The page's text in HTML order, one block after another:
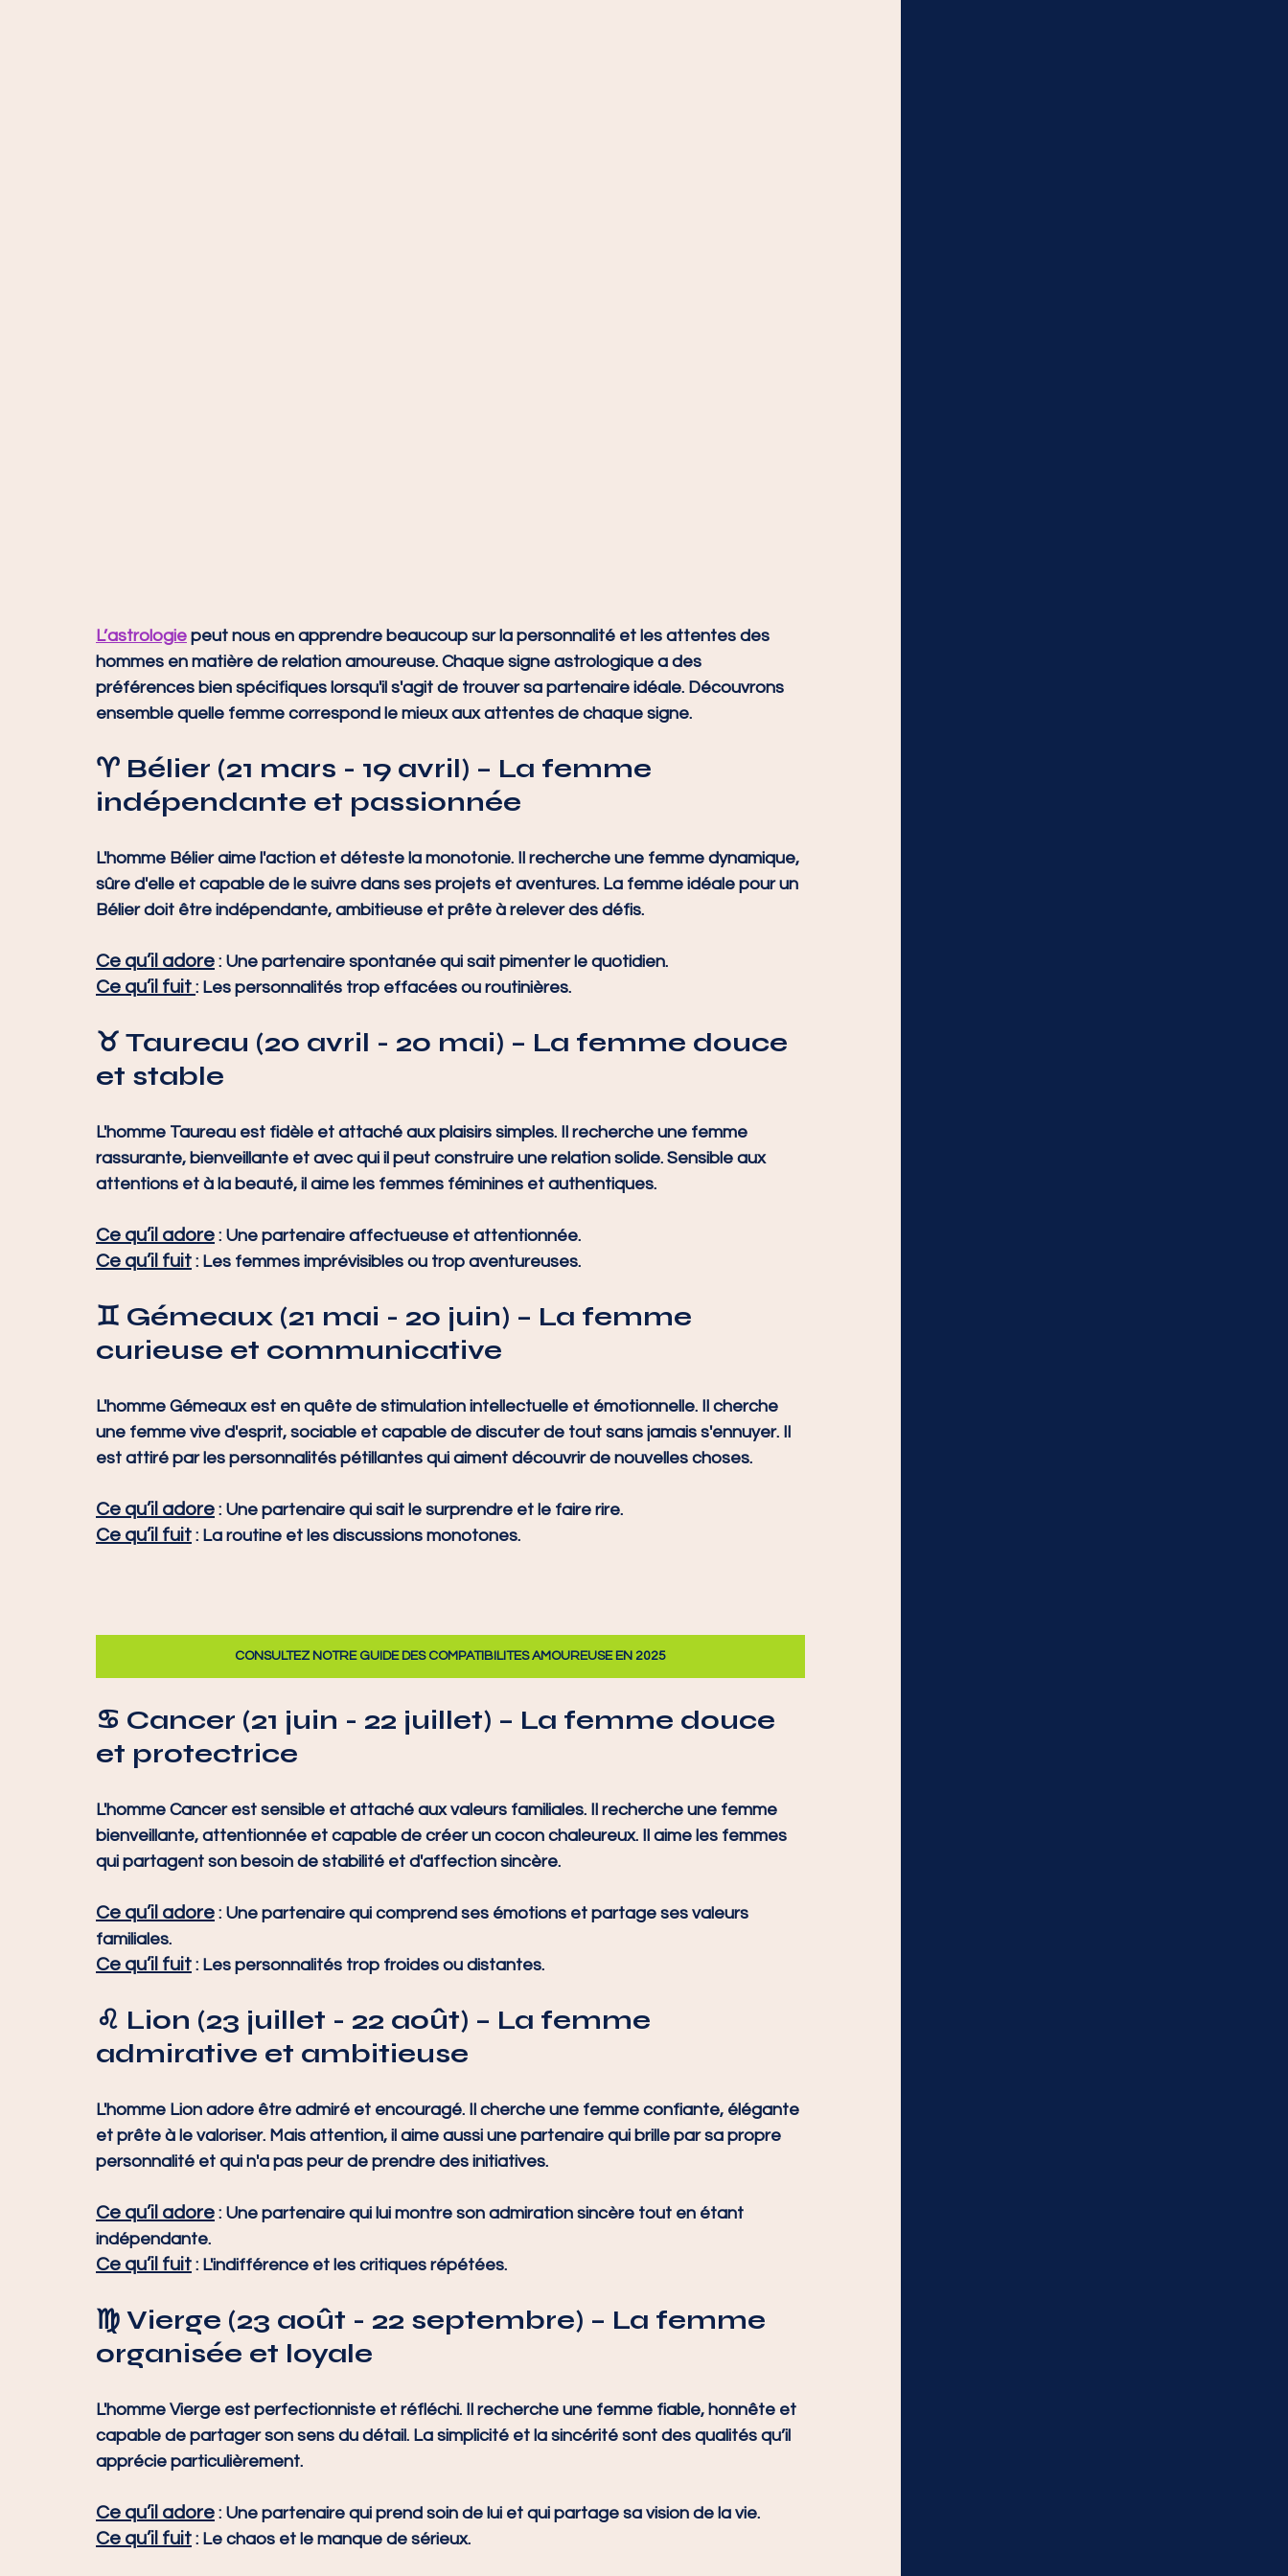
L’astrologie peut nous en apprendre beaucoup sur la personnalité et les attentes des
hommes en matière de relation amoureuse. Chaque signe astrologique a des
préférences bien spécifiques lorsqu'il s'agit de trouver sa partenaire idéale. Découvrons
ensemble quelle femme correspond le mieux aux attentes de chaque signe.
♈ Bélier (21 mars - 19 avril) – La femme
indépendante et passionnée
L'homme Bélier aime l'action et déteste la monotonie. Il recherche une femme dynamique,
sûre d'elle et capable de le suivre dans ses projets et aventures. La femme idéale pour un
Bélier doit être indépendante, ambitieuse et prête à relever des défis.
Ce qu’il adore : Une partenaire spontanée qui sait pimenter le quotidien.
Ce qu’il fuit : Les personnalités trop effacées ou routinières.
♉ Taureau (20 avril - 20 mai) – La femme douce
et stable
L'homme Taureau est fidèle et attaché aux plaisirs simples. Il recherche une femme
rassurante, bienveillante et avec qui il peut construire une relation solide. Sensible aux
attentions et à la beauté, il aime les femmes féminines et authentiques.
Ce qu’il adore : Une partenaire affectueuse et attentionnée.
Ce qu’il fuit : Les femmes imprévisibles ou trop aventureuses.
♊ Gémeaux (21 mai - 20 juin) – La femme
curieuse et communicative
L'homme Gémeaux est en quête de stimulation intellectuelle et émotionnelle. Il cherche
une femme vive d'esprit, sociable et capable de discuter de tout sans jamais s'ennuyer. Il
est attiré par les personnalités pétillantes qui aiment découvrir de nouvelles choses.
Ce qu’il adore : Une partenaire qui sait le surprendre et le faire rire.
Ce qu’il fuit : La routine et les discussions monotones.
CONSULTEZ NOTRE GUIDE DES COMPATIBILITES AMOUREUSE EN 2025
♋ Cancer (21 juin - 22 juillet) – La femme douce
et protectrice
L'homme Cancer est sensible et attaché aux valeurs familiales. Il recherche une femme
bienveillante, attentionnée et capable de créer un cocon chaleureux. Il aime les femmes
qui partagent son besoin de stabilité et d'affection sincère.
Ce qu’il adore : Une partenaire qui comprend ses émotions et partage ses valeurs
familiales.
Ce qu’il fuit : Les personnalités trop froides ou distantes.
♌ Lion (23 juillet - 22 août) – La femme
admirative et ambitieuse
L'homme Lion adore être admiré et encouragé. Il cherche une femme confiante, élégante
et prête à le valoriser. Mais attention, il aime aussi une partenaire qui brille par sa propre
personnalité et qui n'a pas peur de prendre des initiatives.
Ce qu’il adore : Une partenaire qui lui montre son admiration sincère tout en étant
indépendante.
Ce qu’il fuit : L'indifférence et les critiques répétées.
♍ Vierge (23 août - 22 septembre) – La femme
organisée et loyale
L'homme Vierge est perfectionniste et réfléchi. Il recherche une femme fiable, honnête et
capable de partager son sens du détail. La simplicité et la sincérité sont des qualités qu’il
apprécie particulièrement.
Ce qu’il adore : Une partenaire qui prend soin de lui et qui partage sa vision de la vie.
Ce qu’il fuit : Le chaos et le manque de sérieux.